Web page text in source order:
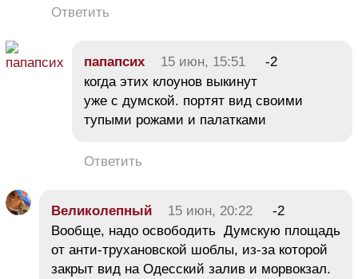
Ответить
папапсих 15 июн, 15:51
-2
когда этих клоунов выкинут
уже с думской. портят вид своими
тупыми рожами и палатками
Ответить
Великолепный 15 июн, 20:22
-2
Вообще, надо освободить Думскую площадь
от анти-трухановской шоблы, из-за которой
закрыт вид на Одесский залив и морвокзал.